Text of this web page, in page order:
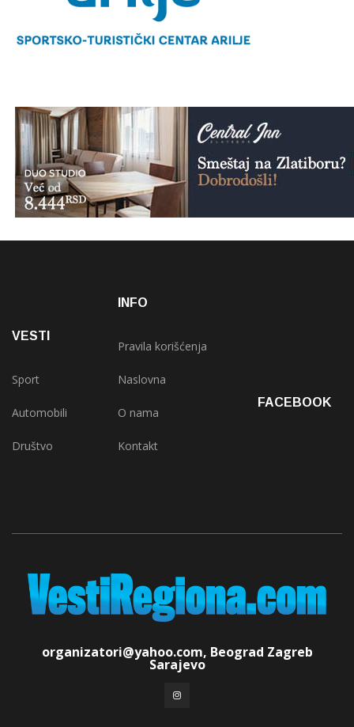
VESTI
Sport
Automobili
Društvo
INFO
Pravila korišćenja
Naslovna
O nama
Kontakt
FACEBOOK
organizatori@yahoo.com, Beograd Zagreb
Sarajevo